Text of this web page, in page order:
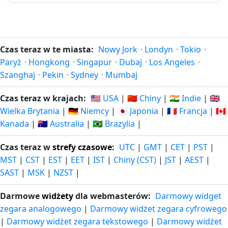
197 dni
temu
24.01.2026
197
dni za
22.02.2027
198 dni
temu
23.01.2026
198
dni za
23.02.2027
199 dni
temu
22.01.2026
199
dni za
200 dni
temu
21.01.2026
200
dni za
25.02.2027
201 dni
temu
20.01.2026
201
dni za
26.02.2027
202 dni 202
Czas teraz w te miasta: Nowy Jork · Londyn · Tokio ·
Paryż · Hongkong · Singapur · Dubaj · Los Angeles ·
Szanghaj · Pekin · Sydney · Mumbaj
Czas teraz w krajach: 🇺🇸 USA | 🇨🇳 Chiny | 🇮🇳 Indie | 🇬🇧
Wielka Brytania | 🇩🇪 Niemcy | 🇯🇵 Japonia | 🇫🇷 Francja | 🇨🇦
Kanada | 🇦🇺 Australia | 🇧🇷 Brazylia |
Czas teraz wstrefy czasowe: UTC | GMT | CET | PST |
MST | CST | EST | EET | IST | Chiny (CST) | JST | AEST |
SAST | MSK | NZST |
Darmowewidżetydla webmasterów: Darmowy widget
zegara analogowego | Darmowy widżet zegara cyfrowego
| Darmowy widżet zegara tekstowego | Darmowy widżet